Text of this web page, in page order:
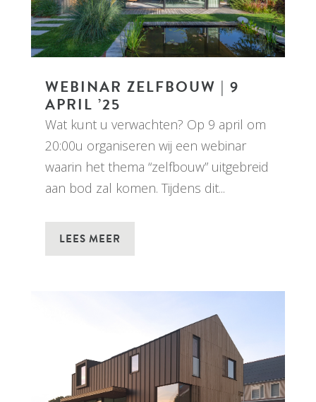
WEBINAR ZELFBOUW | 9
APRIL ’25
Wat kunt u verwachten? Op 9 april om
20:00u organiseren wij een webinar
waarin het thema “zelfbouw” uitgebreid
aan bod zal komen. Tijdens dit...
LEES MEER